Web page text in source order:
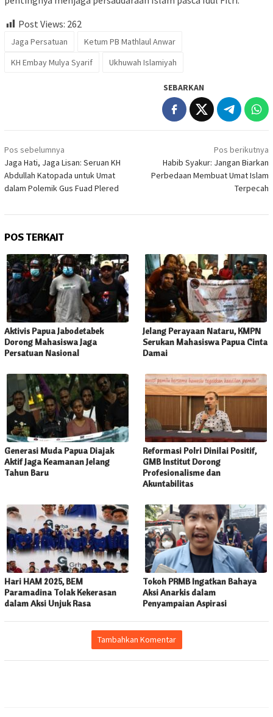
Post Views: 262
Jaga Persatuan
Ketum PB Mathlaul Anwar
KH Embay Mulya Syarif
Ukhuwah Islamiyah
SEBARKAN
Navigasi
pos
Pos sebelumnya
Jaga Hati, Jaga Lisan: Seruan KH
Abdullah Katopada untuk Umat
dalam Polemik Gus Fuad Plered
Pos berikutnya
Habib Syakur: Jangan Biarkan
Perbedaan Membuat Umat Islam
Terpecah
POS TERKAIT
Aktivis Papua Jabodetabek
Dorong Mahasiswa Jaga
Persatuan Nasional
Jelang Perayaan Nataru, KMPN
Serukan Mahasiswa Papua Cinta
Damai
Generasi Muda Papua Diajak
Aktif Jaga Keamanan Jelang
Tahun Baru
Reformasi Polri Dinilai Positif,
GMB Institut Dorong
Profesionalisme dan
Akuntabilitas
Hari HAM 2025, BEM
Paramadina Tolak Kekerasan
dalam Aksi Unjuk Rasa
Tokoh PRMB Ingatkan Bahaya
Aksi Anarkis dalam
Penyampaian Aspirasi
Tambahkan Komentar